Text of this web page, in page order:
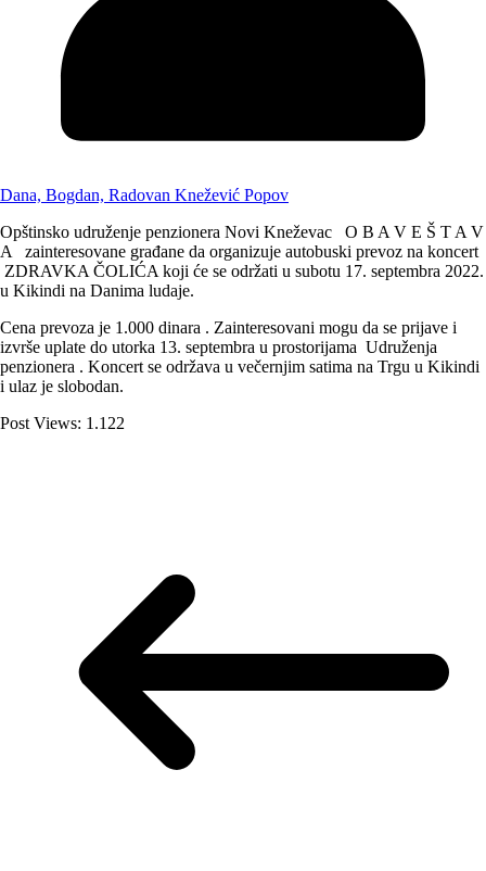
Dana, Bogdan, Radovan Knežević Popov
Opštinsko udruženje penzionera Novi Kneževac O B A V E Š T A V
A zainteresovane građane da organizuje autobuski prevoz na koncert
ZDRAVKA ČOLIĆA koji će se održati u subotu 17. septembra 2022.
u Kikindi na Danima ludaje.
Cena prevoza je 1.000 dinara . Zainteresovani mogu da se prijave i
izvrše uplate do utorka 13. septembra u prostorijama Udruženja
penzionera . Koncert se održava u večernjim satima na Trgu u Kikindi
i ulaz je slobodan.
Post Views: 1.122